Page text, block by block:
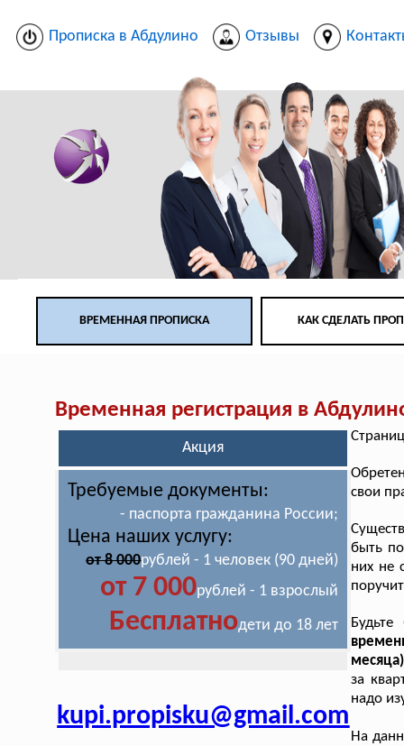
Прописка в Абдулино Отзывы
ВРЕМЕННАЯ ПРОПИСКА КАК СДЕЛАТЬ
Временная регистрация в
Акция
Требуемые документы:
- паспорта гражданина России;
Цена наших услугу:
от 8 000рублей - 1 человек (90 дней)
от 7 000рублей - 1 взрослый
Бесплатнодети до 18 лет
kupi.propisku@gmail.com
свои
быть
них не
за
надо
На